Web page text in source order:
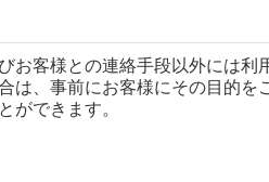
客様との連絡手段以外には利
、事前にお客様にその目的
できます。